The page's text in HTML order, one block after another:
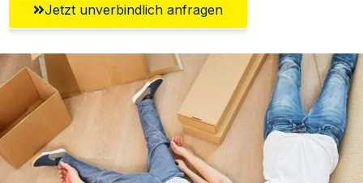
Jetzt unverbindlich anfragen